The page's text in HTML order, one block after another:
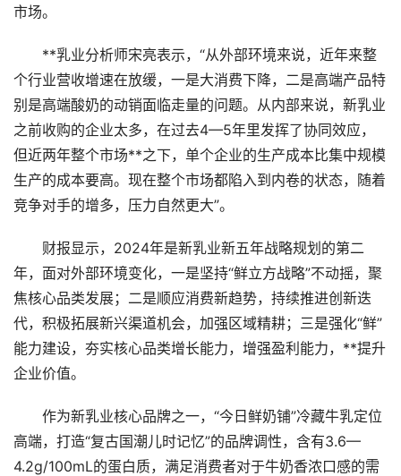
市场。
**乳业分析师宋亮表示，“从外部环境来说，近年来整
个行业营收增速在放缓，一是大消费下降，二是高端产品特
别是高端酸奶的动销面临走量的问题。从内部来说，新乳业
之前收购的企业太多，在过去4—5年里发挥了协同效应，
但近两年整个市场**之下，单个企业的生产成本比集中规模
生产的成本要高。现在整个市场都陷入到内卷的状态，随着
竞争对手的增多，压力自然更大”。
财报显示，2024年是新乳业新五年战略规划的第二
年，面对外部环境变化，一是坚持“鲜立方战略”不动摇，聚
焦核心品类发展；二是顺应消费新趋势，持续推进创新迭
代，积极拓展新兴渠道机会，加强区域精耕；三是强化“鲜”
能力建设，夯实核心品类增长能力，增强盈利能力，**提升
企业价值。
作为新乳业核心品牌之一，“今日鲜奶铺”冷藏牛乳定位
高端，打造“复古国潮儿时记忆”的品牌调性，含有3.6—
4.2g/100mL的蛋白质，满足消费者对于牛奶香浓口感的需